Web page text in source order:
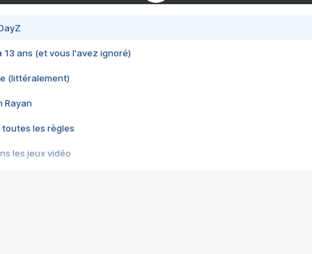
13 ans (et vous l'avez ignoré)
(littéralement)
Rayan
toutes les règles
les jeux vidéo